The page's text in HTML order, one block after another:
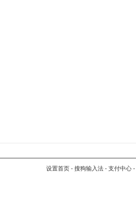
设置首页 - 搜狗输入法 - 支付中心 -